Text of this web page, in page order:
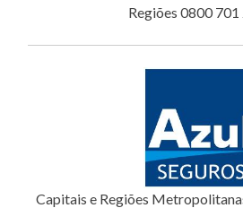
Regiões 0800
Capitais e Regiões